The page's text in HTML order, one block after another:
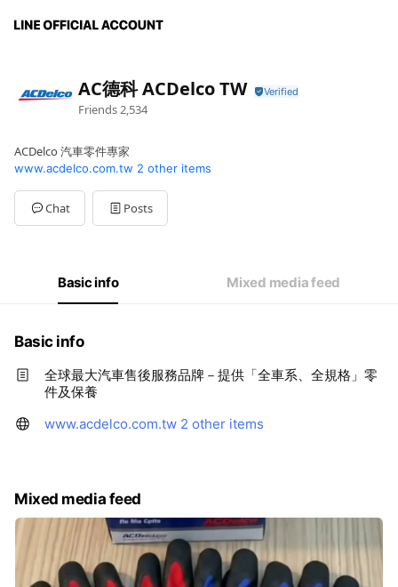
AC德科 ACDelco TW
Friends 2,534
ACDelco 汽車零件專家
www.acdelco.com.tw 2 other items
Chat Posts
Basic info Mixed media feed
Basic info
全球最大汽車售後服務品牌－提供「全車系、全規格」零
件及保養
www.acdelco.com.tw 2 other items
Mixed media feed